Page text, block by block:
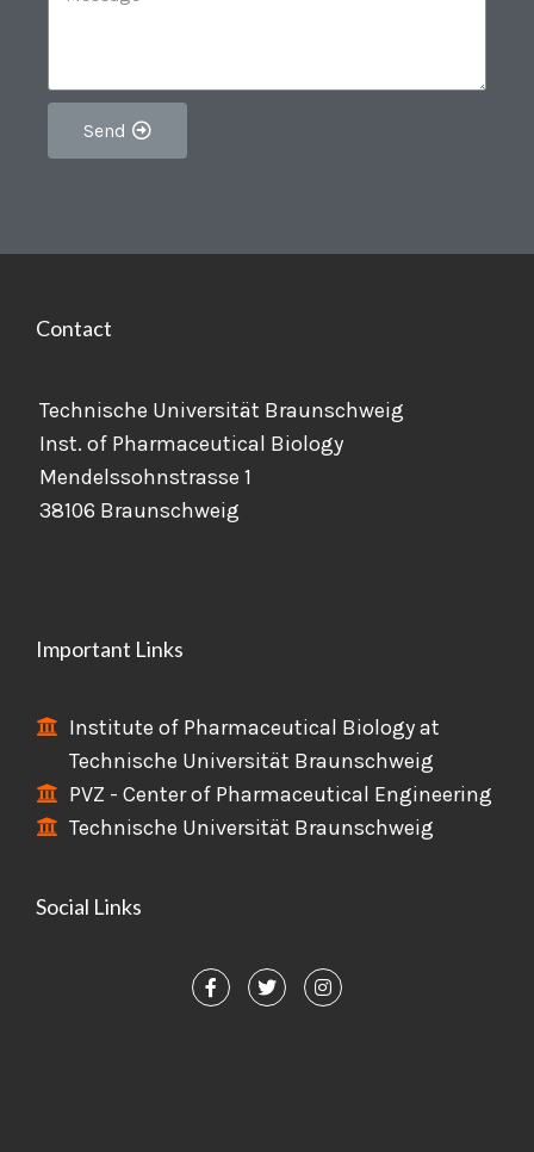
Send
Contact
Technische Universität Braunschweig
Inst. of Pharmaceutical Biology
Mendelssohnstrasse 1
38106 Braunschweig
Important Links
Institute of Pharmaceutical Biology at
Technische Universität Braunschweig
PVZ - Center of Pharmaceutical Engineering
Technische Universität Braunschweig
Social Links